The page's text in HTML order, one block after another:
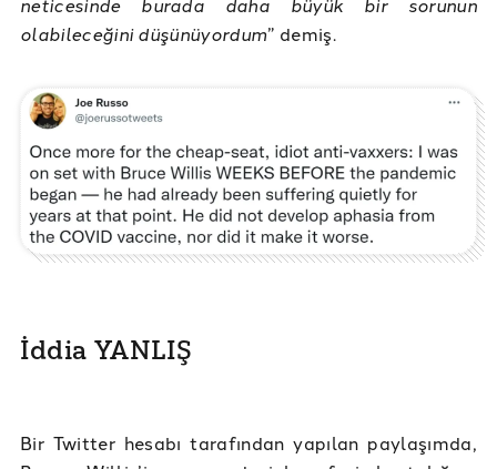
olabileceğini düşünüyordum” demiş.
İddia YANLIŞ
Bir Twitter hesabı tarafından yapılan paylaşımda,